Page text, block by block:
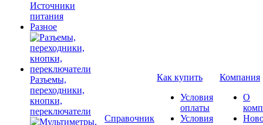
Источники
питания
Разное
Разъемы,
переходники,
кнопки,
переключатели
Справочник
Как купить
Условия
оплаты
Условия
Компания
О